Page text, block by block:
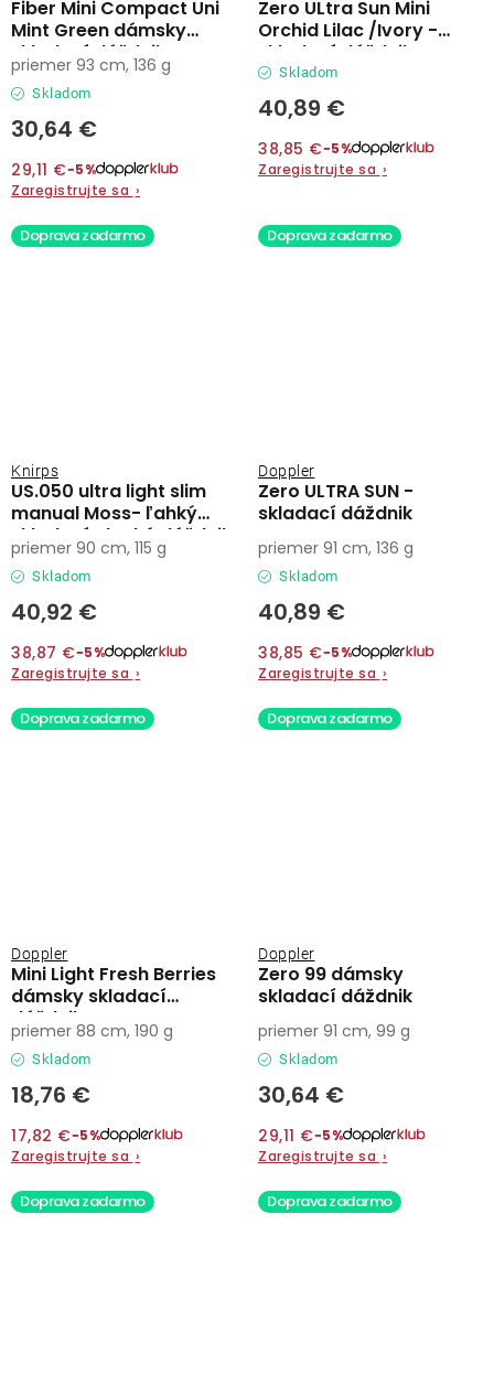
Fiber Mini Compact Uni
Mint Green dámsky
skladací dáždnik
Skladom
30,64 €
29,11 €−5%
Zaregistrujte sa ›
priemer 93 cm, 136 g
Zero ULtra Sun Mini
Orchid Lilac /Ivory -
skladací dáždnik
Skladom
40,89 €
38,85 €−5%
Zaregistrujte sa ›
Doprava zadarmo
US.050 ultra light slim
manual Moss- ľahký
skladací plochý dáždnik
Knirps
Skladom
40,92 €
38,87 €−5%
Zaregistrujte sa ›
priemer 90 cm, 115 g
Doprava zadarmo
Zero ULTRA SUN -
skladací dáždnik
Doppler
Skladom
40,89 €
38,85 €−5%
Zaregistrujte sa ›
priemer 91 cm, 136 g
Doprava zadarmo
Mini Light Fresh Berries
dámsky skladací
dáždnik
Doppler
Skladom
18,76 €
17,82 €−5%
Zaregistrujte sa ›
priemer 88 cm, 190 g
Doprava zadarmo
Zero 99 dámsky
skladací dáždnik
Doppler
Skladom
30,64 €
29,11 €−5%
Zaregistrujte sa ›
priemer 91 cm, 99 g
Doprava zadarmo Doprava zadarmo